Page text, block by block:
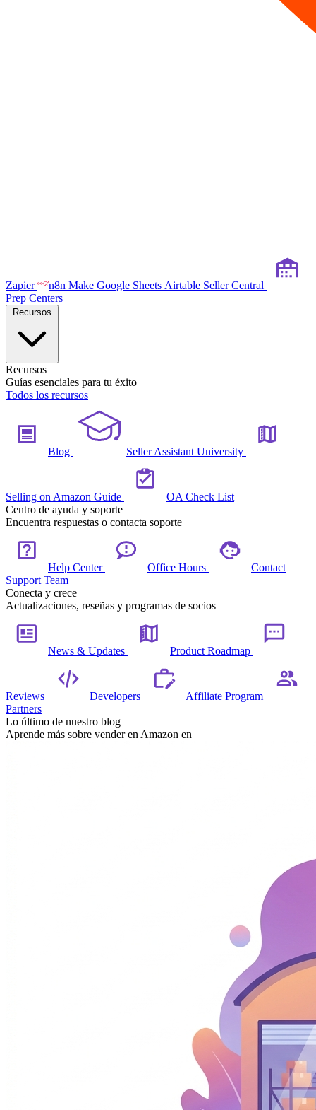
Zapier n8n Make Google Sheets Airtable Seller Central
Prep Centers
Recursos
Guías esenciales para tu éxito
Todos los recursos
Blog Seller Assistant University
Selling on Amazon Guide
OA Check List
Centro de ayuda y soporte
Encuentra respuestas o contacta soporte
Help Center Office Hours
Contact
Support Team
Conecta y crece
Actualizaciones, reseñas y programas de socios
News & Updates Product Roadmap
Reviews Developers
Affiliate Program
Partners
Lo último de nuestro blog
Aprende más sobre vender en Amazon en